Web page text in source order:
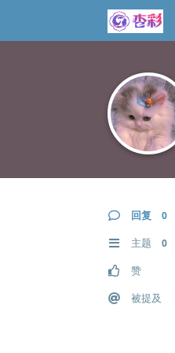
回复 0
主题 0
赞
被提及